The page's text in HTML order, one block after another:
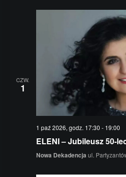
CZW.
1
1 paź 2026, godz. 17:30 - 19:00
ELENI – Jubileusz 50-
Nowa Dekadencja ul.